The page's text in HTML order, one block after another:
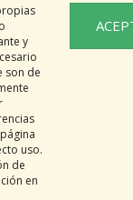
y
son de
uso.
de
en